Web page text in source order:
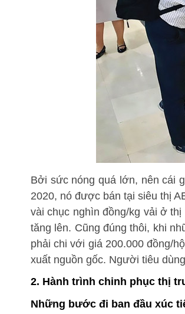
Bởi sức nóng quá lớn, nên cái
2020, nó được bán tại siêu thị
vài chục nghìn đồng/kg vải ở
tăng lên. Cũng đúng thôi, khi
phải chi với giá 200.000 đồng/
xuất nguồn gốc. Người tiêu
2. Hành trình chinh phục thị
Những bước đi ban đầu xúc